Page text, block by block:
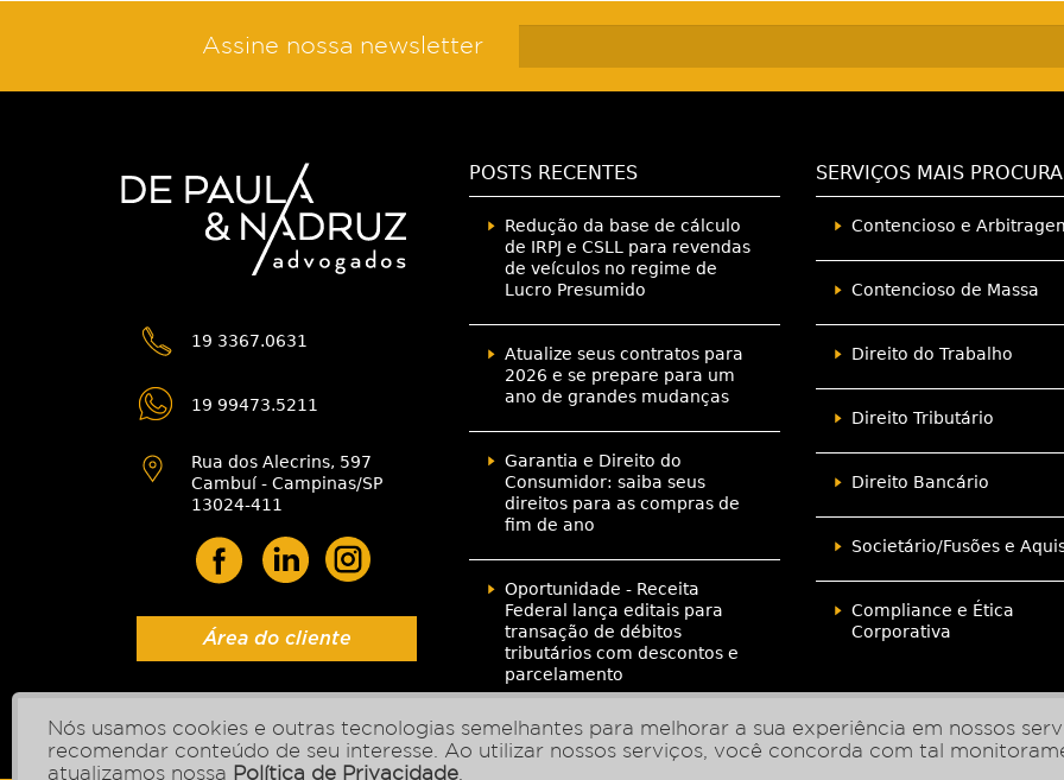
Assine nossa newsletter
Nós usamos cookies e outras tecnologias semelhantes para melhorar a sua experiência em nossos
recomendar conteúdo de seu interesse. Ao utilizar nossos serviços, você concorda com tal
atualizamos nossa Política de Privacidade
19 3367.0631
19 99473.5211
Rua dos Alecrins, 597
Cambuí - Campinas/SP
13024-411
Área do cliente
POSTS RECENTES
Redução da base de cálculo
de IRPJ e CSLL para revendas
de veículos no regime de
Lucro Presumido
Atualize seus contratos para
2026 e se prepare para um
ano de grandes mudanças
Garantia e Direito do
Consumidor: saiba seus
direitos para as compras de
fim de ano
Oportunidade - Receita
Federal lança editais para
transação de débitos
tributários com descontos e
parcelamento
SERVIÇOS MAIS
Contencioso e
Contencioso de Massa
Direito do Trabalho
Direito Tributário
Direito Bancário
Societário/Fusões e
Compliance e Ética
Corporativa